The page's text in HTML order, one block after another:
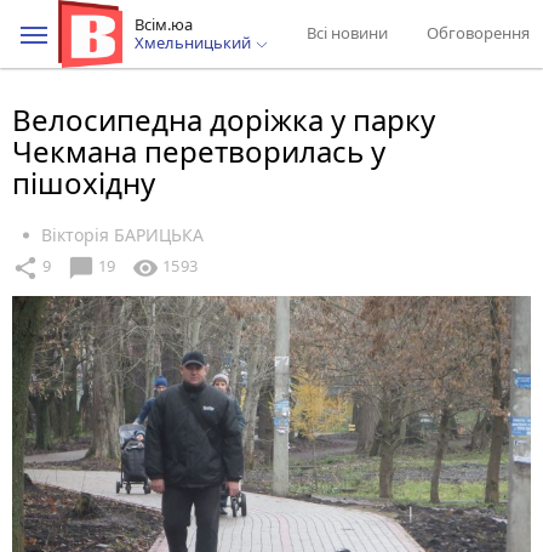
Всім.юа
Хмельницький
Всі новини Обговорення
Велосипедна доріжка у парку
Чекмана перетворилась у
пішохідну
Вікторія БАРИЦЬКА
share 9 chat_bubble 19 visibility 1593